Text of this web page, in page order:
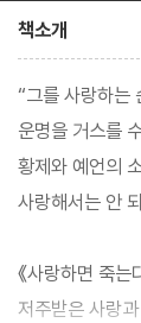
책소개
“그를 사랑하는
운명을 거스를
황제와 예언의
사랑해서는 안
《사랑하면 죽는
저주받은 사랑